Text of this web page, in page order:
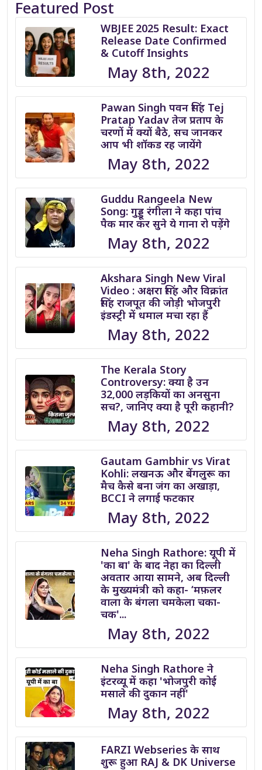
Featured Post
WBJEE 2025 Result: Exact
Release Date Confirmed
& Cutoff Insights
May 8th, 2022
Pawan Singh पवन सिंह Tej
Pratap Yadav तेज प्रताप के
चरणों में क्यों बैठे, सच जानकर
आप भी शॉकड रह जायेंगे
May 8th, 2022
Guddu Rangeela New
Song: गुड्डू रंगीला ने कहा पांच
पैक मार कर सुने ये गाना रो पड़ेंगे
May 8th, 2022
Akshara Singh New Viral
Video : अक्षरा सिंह और विक्रांत
सिंह राजपूत की जोड़ी भोजपुरी
इंडस्ट्री में धमाल मचा रहा हैं
May 8th, 2022
The Kerala Story
Controversy: क्या है उन
32,000 लड़कियों का अनसुना
सच?, जानिए क्या है पूरी कहानी?
May 8th, 2022
Gautam Gambhir vs Virat
Kohli: लखनऊ और बेंगलुरू का
मैच कैसे बना जंग का अखाड़ा,
BCCI ने लगाई फटकार
May 8th, 2022
Neha Singh Rathore: यूपी में
'का बा' के बाद नेहा का दिल्ली
अवतार आया सामने, अब दिल्ली
के मुख्यमंत्री को कहा- ‘मफ़लर
वाला के बंगला चमकेला चका-
चक'...
May 8th, 2022
Neha Singh Rathore ने
इंटरव्यू में कहा 'भोजपुरी कोई
मसाले की दुकान नहीं'
May 8th, 2022
FARZI Webseries के साथ
शुरू हुआ RAJ & DK Universe